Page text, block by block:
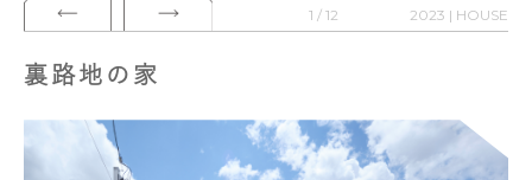
1 / 12 2023 | HOUSE
裏路地の家